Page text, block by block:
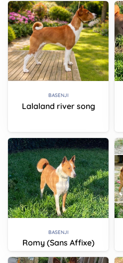
BASENJI
Lalaland river song
BASENJI
Romy (Sans Affixe)